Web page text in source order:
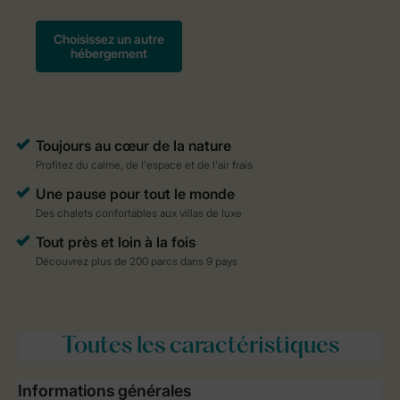
Toutesles caractéristiques
Informations générales